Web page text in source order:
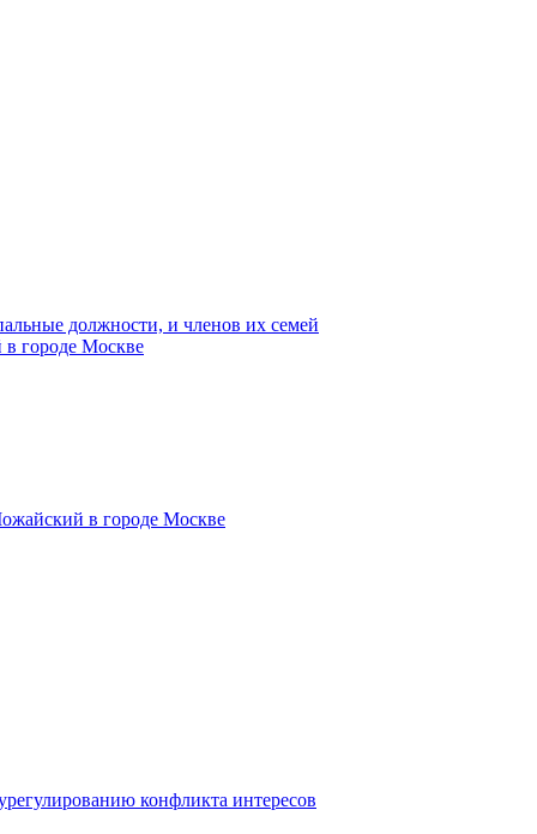
должности, и членов их семей
в городе Москве
в городе Москве
конфликта интересов